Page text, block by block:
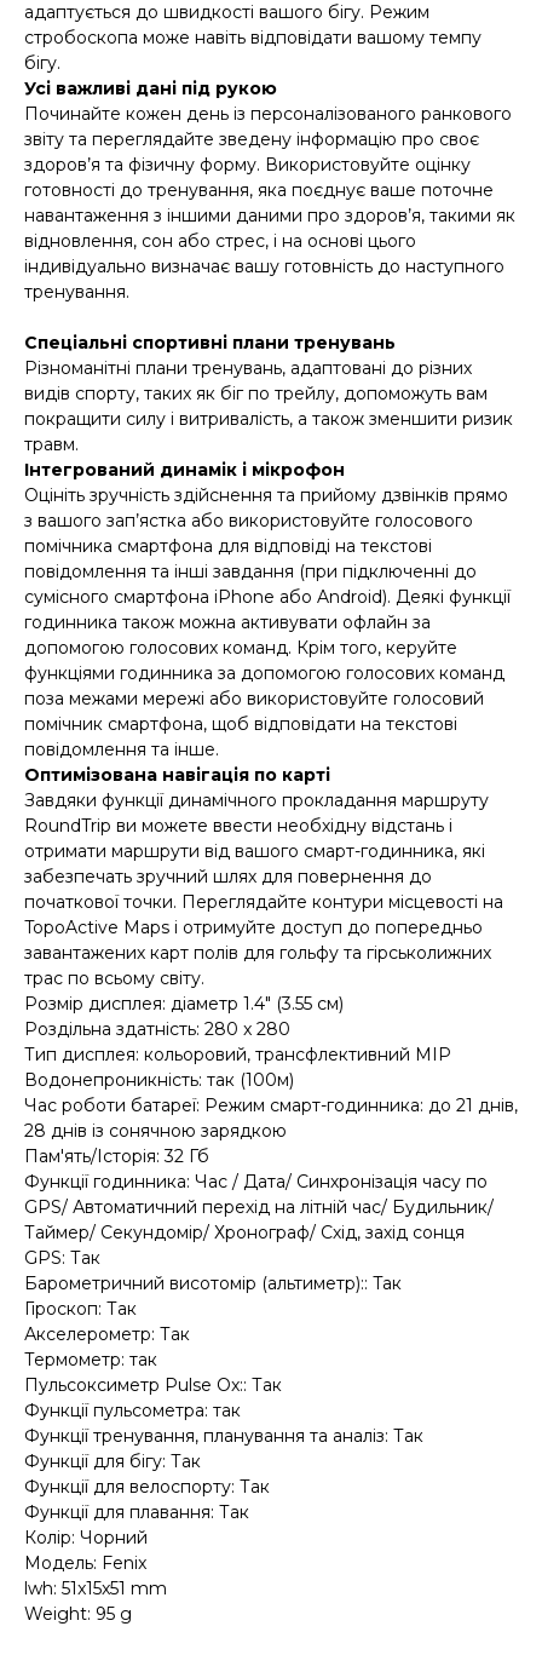
адаптується до швидкості вашого бігу. Режим
стробоскопа може навіть відповідати вашому темпу
бігу.
Усі важливі дані під рукою
Починайте кожен день із персоналізованого ранкового
звіту та переглядайте зведену інформацію про своє
здоров’я та фізичну форму. Використовуйте оцінку
готовності до тренування, яка поєднує ваше поточне
навантаження з іншими даними про здоров’я, такими як
відновлення, сон або стрес, і на основі цього
індивідуально визначає вашу готовність до наступного
тренування.
Спеціальні спортивні плани тренувань
Різноманітні плани тренувань, адаптовані до різних
видів спорту, таких як біг по трейлу, допоможуть вам
покращити силу і витривалість, а також зменшити ризик
травм.
Інтегрований динамік і мікрофон
Оцініть зручність здійснення та прийому дзвінків прямо
з вашого зап’ястка або використовуйте голосового
помічника смартфона для відповіді на текстові
повідомлення та інші завдання (при підключенні до
сумісного смартфона iPhone або Android). Деякі функції
годинника також можна активувати офлайн за
допомогою голосових команд. Крім того, керуйте
функціями годинника за допомогою голосових команд
поза межами мережі або використовуйте голосовий
помічник смартфона, щоб відповідати на текстові
повідомлення та інше.
Оптимізована навігація по карті
Завдяки функції динамічного прокладання маршруту
RoundTrip ви можете ввести необхідну відстань і
отримати маршрути від вашого смарт-годинника, які
забезпечать зручний шлях для повернення до
початкової точки. Переглядайте контури місцевості на
TopoActive Maps і отримуйте доступ до попередньо
завантажених карт полів для гольфу та гірськолижних
трас по всьому світу.
Розмір дисплея: діаметр 1.4" (3.55 см)
Роздільна здатність: 280 x 280
Тип дисплея: кольоровий, трансфлективний MIP
Водонепроникність: так (100м)
Час роботи батареї: Режим смарт-годинника: до 21 днів,
28 днів із сонячною зарядкою
Пам'ять/Історія: 32 Гб
Функції годинника: Час / Дата/ Синхронізація часу по
GPS/ Автоматичний перехід на літній час/ Будильник/
Таймер/ Секундомір/ Хронограф/ Схід, захід сонця
GPS: Так
Барометричний висотомір (альтиметр):: Tак
Гіроскоп: Так
Акселерометр: Так
Термометр: так
Пульсоксиметр Pulse Ox:: Так
Функції пульсометра: так
Функції тренування, планування та аналіз: Так
Функції для бігу: Так
Функції для велоспорту: Так
Функції для плавання: Так
Колір: Чорний
Модель: Fenix
lwh: 51x15x51 mm
Weight: 95 g